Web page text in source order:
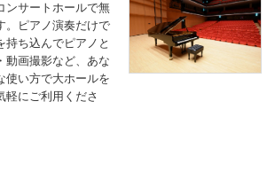
ンサートホールで無
。ピアノ演奏だけで
持ち込んでピアノと
動画撮影など、あな
使い方で大ホールを
軽にご利用くださ